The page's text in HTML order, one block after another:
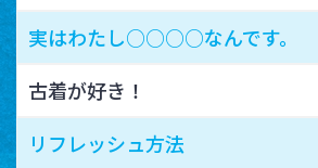
実はわたし○○○○なんです。
古着が好き！
リフレッシュ方法